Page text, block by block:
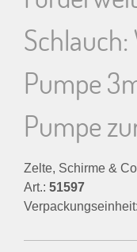
Pumpe
Pumpe
Zelte, Schirme &
Art.: 51597
Verpackungseinheit: